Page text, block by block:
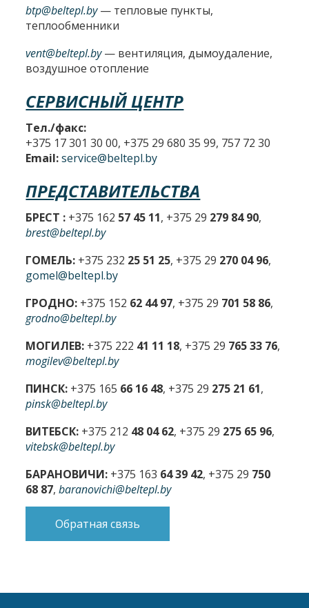
btp@beltepl.by— тепловые пункты,
теплообменники
vent@beltepl.by— вентиляция, дымоудаление,
воздушное отопление
СЕРВИСНЫЙ ЦЕНТР
Тел./факс:
+375 17 301 30 00, +375 29 680 35 99, 757 72 30
Email: service@beltepl.by
ПРЕДСТАВИТЕЛЬСТВА
БРЕСТ : +375 162 57 45 11, +375 29 279 84 90,
brest@beltepl.by
ГОМЕЛЬ: +375 232 25 51 25, +375 29 270 04 96,
gomel@beltepl.by
ГРОДНО: +375 152 62 44 97, +375 29 701 58 86,
grodno@beltepl.by
МОГИЛЕВ: +375 222 41 11 18, +375 29 765 33 76,
mogilev@beltepl.by
ПИНСК: +375 165 66 16 48, +375 29 275 21 61,
pinsk@beltepl.by
ВИТЕБСК: +375 212 48 04 62, +375 29 275 65 96,
vitebsk@beltepl.by
БАРАНОВИЧИ: +375 163 64 39 42, +375 29 750
68 87,baranovichi@beltepl.by
Обратная связь